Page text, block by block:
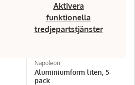
Aktivera
funktionella
tredjepartstjänster
Napoleon
Aluminiumform liten, 5-
pack